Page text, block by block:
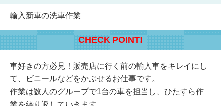
輸入新車の洗車作業
CHECK POINT!
車好きの方必見！販売店に行く前の輸入車をキレイにし
て、ビニールなどをかぶせるお仕事です。
作業は数人のグループで1台の車を担当し、ひたすら作